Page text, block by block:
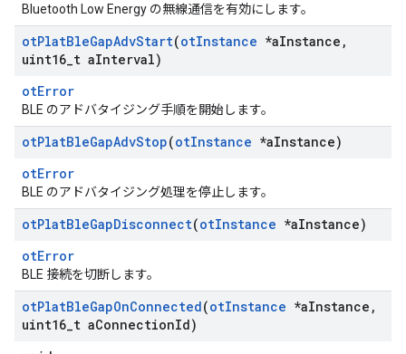
Bluetooth Low Energy の無線通信を有効にします。
otPlatBleGapAdvStart(otInstance *aInstance ,
uint16 t aInterval)
otError
BLE のアドバタイジング手順を開始します。
otPlatBleGapAdvStop(otInstance *aInstance)
otError
BLE のアドバタイジング処理を停止します。
otPlatBleGapDisconnect(otInstance *aInstance)
otError
BLE 接続を切断します。
otPlatBleGapOnConnected(otInstance *aInstance ,
uint16 t aConnectionId)